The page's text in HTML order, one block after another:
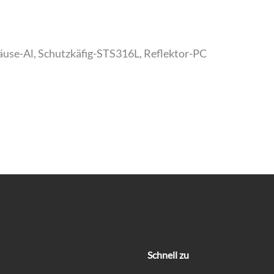
Al, Schutzkäfig-STS316L, Reflektor-PC
Schnell zu